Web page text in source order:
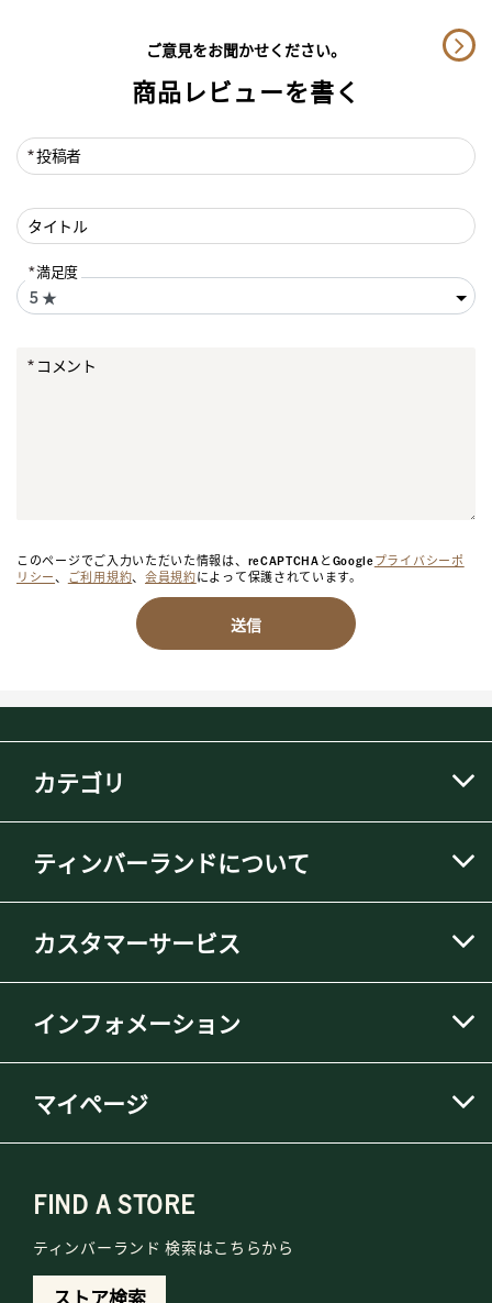
ご意見をお聞かせください。
商品レビューを書く
投稿者
タイトル
満足度
コメント
このページでご入力いただいた情報は、reCAPTCHAとGoogleプライバシーポ
リシー、 ご利用規約、 会員規約によって保護されています。
送信
カテゴリ
ティンバーランドについて
カスタマーサービス
インフォメーション
マイページ
FIND A STORE
ティンバーランド 検索はこちらから
ストア検索